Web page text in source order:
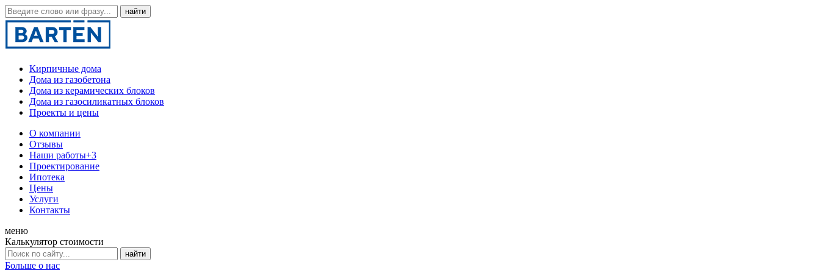
Кирпичные дома
Дома из газобетона
Дома из керамических блоков
Дома из газосиликатных блоков
Проекты и цены
О компании
Отзывы
Наши работы+3
Проектирование
Ипотека
Цены
Услуги
Контакты
меню
Калькулятор стоимости
Больше о нас